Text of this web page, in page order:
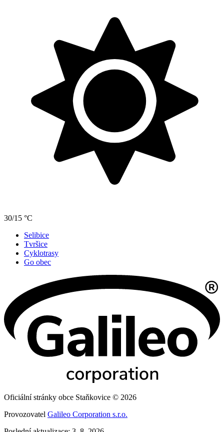
30/15 °C
Selibice
Tvršice
Cyklotrasy
Go obec
Oficiální stránky obce Staňkovice © 2026
Provozovatel Galileo Corporation s.r.o.